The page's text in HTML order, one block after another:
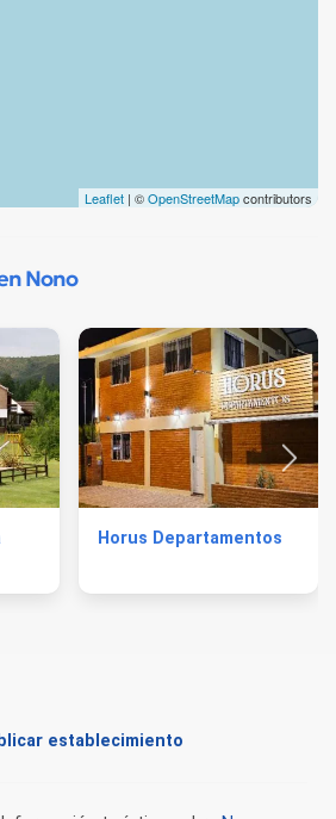
Leaflet | ©OpenStreetMapcontributors
Nono
Horus Departamentos
establecimiento